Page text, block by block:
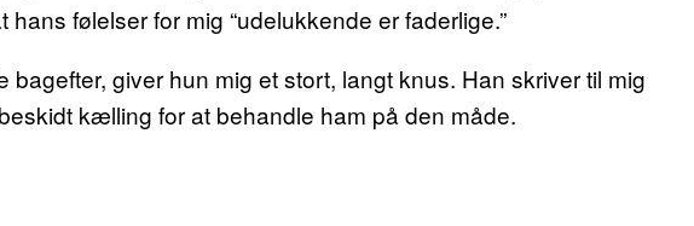
følelser for mig “udelukkende er faderlige.”
bagefter, giver hun mig et stort, langt knus. Han skriver til mig
kælling for at behandle ham på den måde.